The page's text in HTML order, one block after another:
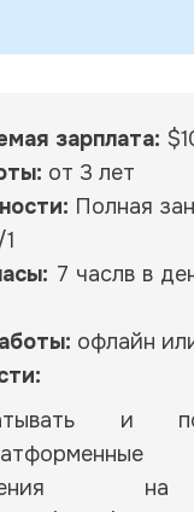
зарплата:
от 3 лет
Полная
7 часлв в
офлайн
и